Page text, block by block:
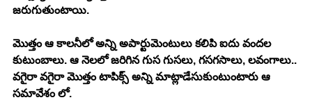
జరుగుతుంటాయి.
మొత్తం ఆ కాలనీలో అన్ని అపార్టుమెంటులు కలిపి ఐదు వందల
కుటుంబాలు. ఆ నెలలో జరిగిన గుస గుసలు, గసగసాలు, లవంగాలు..
వగైరా వగైరా మొత్తం టాపిక్స్ అన్ని మాట్లాడేసుకుంటుంటారు ఆ
సమావేశం లో.